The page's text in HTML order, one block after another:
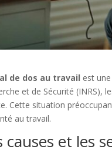
de dos au travail est
et de Sécurité (INRS),
Cette situation
au travail.
causes et les